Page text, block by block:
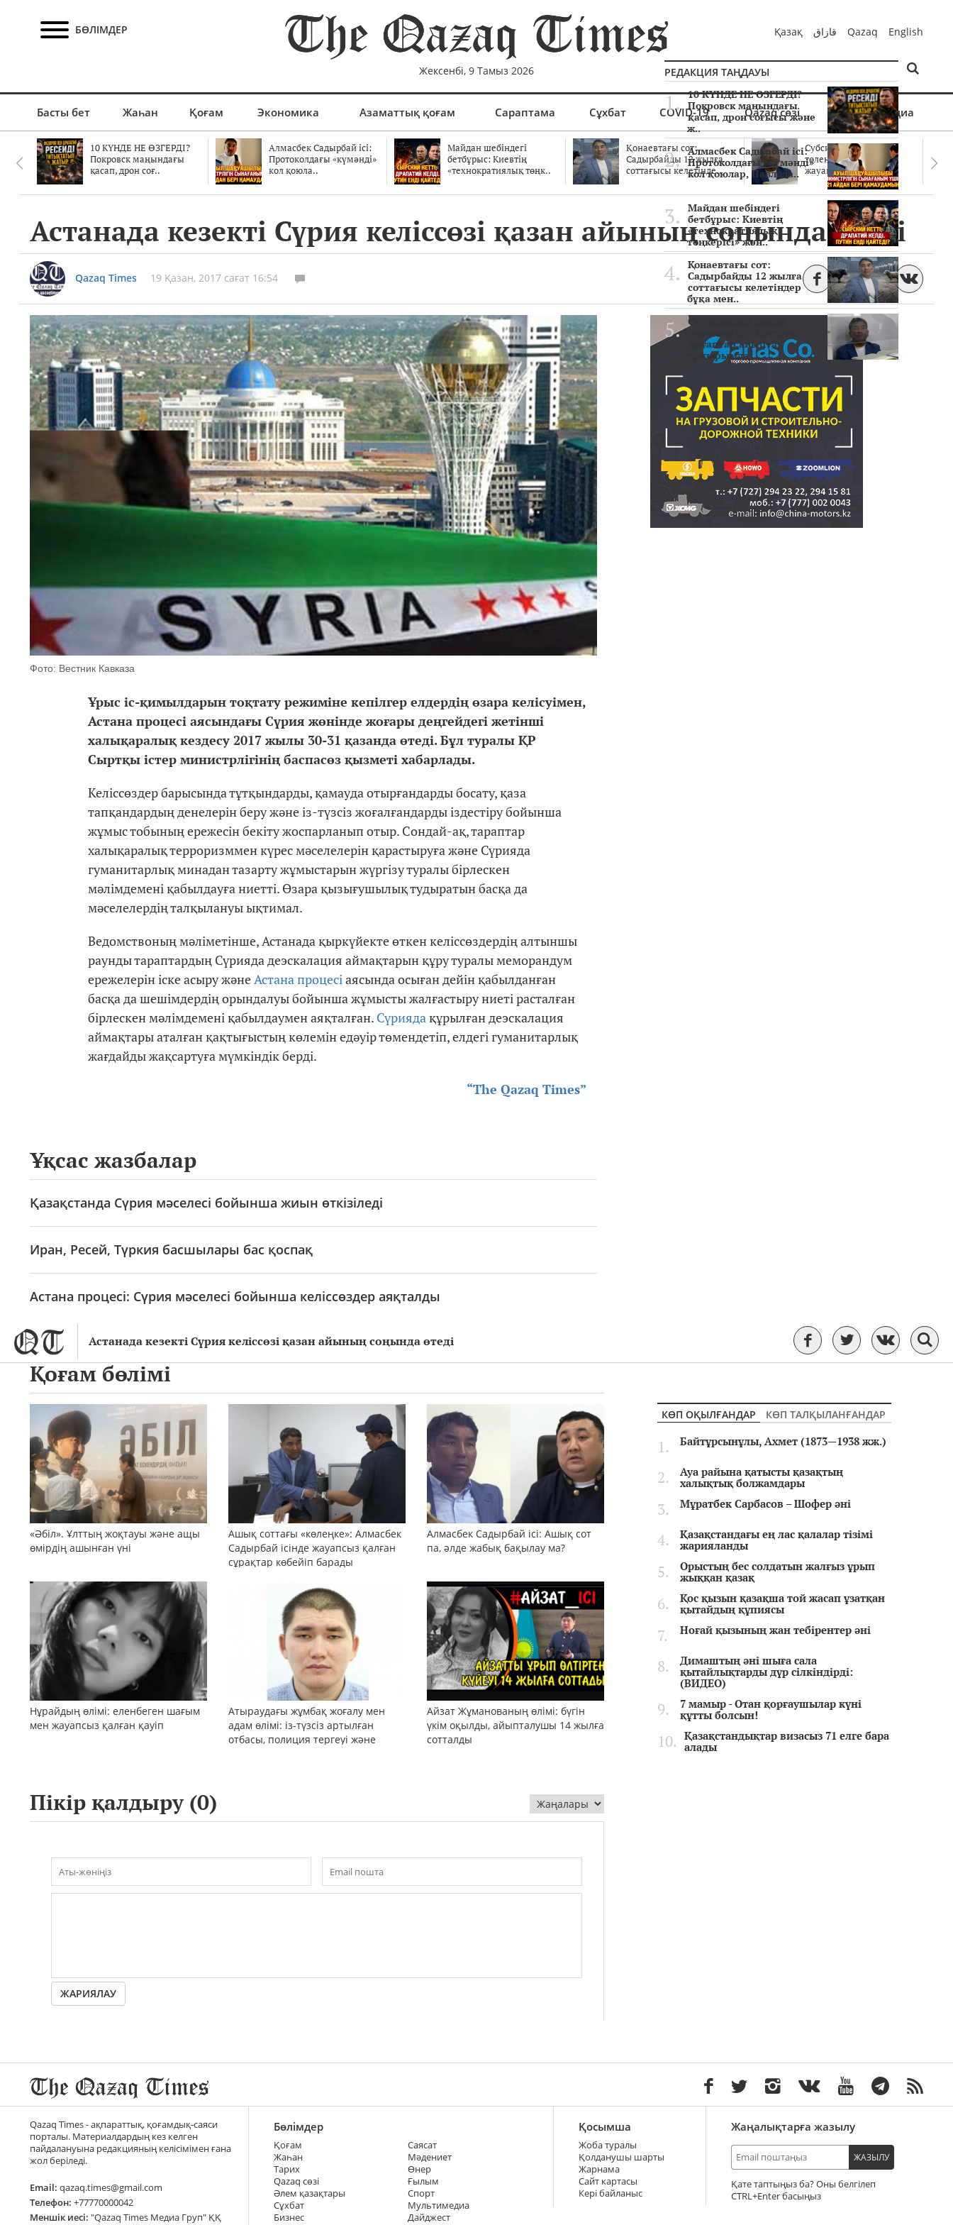
БӨЛІМДЕР
Жексенбі, 9 Тамыз 2026
Қазақ قازاق Qazaq English
Басты бет Жаһан Қоғам Экономика Азаматтық қоғам Сараптама Сұхбат COVID-19 Qazaq сөзі Мультимедиа
10 КҮНДЕ НЕ ӨЗГЕРДІ?
Покровск маңындағы
қасап, дрон соғ..
Алмасбек Садырбай ісі:
Протоколдағы «күмәнді»
кол қоюла..
Майдан шебіндегі
бетбұрыс: Киевтің
«технократиялық төңк..
Қонаевтағы сот:
Садырбайды 12 жылға
соттағысы келетінде..
Субсидиялар заңды
төленген бе? Соттағы
жауаптар айыптау..
Астанада кезекті Сүрия келіссөзі қазан айының соңында өтеді
Астанада кезекті Сүрия келіссөзі қазан айының соңында өтеді
Qazaq Times 19 Қазан, 2017 сағат 16:54
Фото: Вестник Кавказа
Ұрыс іс-қимылдарын тоқтату режиміне кепілгер елдердің өзара келісуімен,
Астана процесі аясындағы Сүрия жөнінде жоғары деңгейдегі жетінші
халықаралық кездесу 2017 жылы 30-31 қазанда өтеді. Бұл туралы ҚР
Сыртқы істер министрлігінің баспасөз қызметі хабарлады.
Келіссөздер барысында тұтқындарды, қамауда отырғандарды босату, қаза
тапқандардың денелерін беру және із-түзсіз жоғалғандарды іздестіру бойынша
жұмыс тобының ережесін бекіту жоспарланып отыр. Сондай-ақ, тараптар
халықаралық терроризммен күрес мәселелерін қарастыруға және Сүрияда
гуманитарлық минадан тазарту жұмыстарын жүргізу туралы бірлескен
мәлімдемені қабылдауға ниетті. Өзара қызығушылық тудыратын басқа да
мәселелердің талқылануы ықтимал.
Ведомствоның мәліметінше, Астанада қыркүйекте өткен келіссөздердің алтыншы
раунды тараптардың Сүрияда деэскалация аймақтарын құру туралы меморандум
ережелерін іске асыру жәнеАстана процесіаясында осыған дейін қабылданған
басқа да шешімдердің орындалуы бойынша жұмысты жалғастыру ниеті расталған
бірлескен мәлімдемені қабылдаумен аяқталған. Сүриядақұрылған деэскалация
аймақтары аталған қақтығыстың көлемін едәуір төмендетіп, елдегі гуманитарлық
жағдайды жақсартуға мүмкіндік берді.
“The Qazaq Times”
Ұқсас жазбалар
Қазақстанда Сүрия мәселесі бойынша жиын өткізіледі
Иран, Ресей, Түркия басшылары бас қоспақ
Астана процесі: Сүрия мәселесі бойынша келіссөздер аяқталды
РЕДАКЦИЯ ТАҢДАУЫ
10 КҮНДЕ НЕ ӨЗГЕРДІ?
Покровск маңындағы
қасап, дрон соғысы және
ж..
Алмасбек Садырбай ісі:
Протоколдағы «күмәнді»
кол қоюлар, Павлода..
Майдан шебіндегі
бетбұрыс: Киевтің
«технократиялық
төңкерісі» жән..
Қонаевтағы сот:
Садырбайды 12 жылға
соттағысы келетіндер
бұқа мен..
Субсидиялар заңды
жауаптар айыптау
тұжырымда..
Қоғам бөлімі
«Әбіл». Ұлттың жоқтауы және ащы
өмірдің ашынған үні
Ашық соттағы «көлеңке»: Алмасбек
Садырбай ісінде жауапсыз қалған
сұрақтар көбейіп барады
Алмасбек Садырбай ісі: Ашық сот
па, әлде жабық бақылау ма?
Нұрайдың өлімі: еленбеген шағым
мен жауапсыз қалған қауіп
Атыраудағы жұмбақ жоғалу мен
адам өлімі: із-түзсіз артылған
отбасы, полиция тергеуі және
Айзат Жұманованың өлімі: бүгін
үкім оқылды, айыпталушы 14 жылға
сотталды
Пікір қалдыру (0)
ЖАРИЯЛАУ
КӨП ОҚЫЛҒАНДАР
КӨП ТАЛҚЫЛАНҒАНДАР
Байтұрсынұлы, Ахмет (1873—1938 жж.)
Ауа райына қатысты қазақтың
халықтық болжамдары
Мұратбек Сарбасов – Шофер әні
Қазақстандағы ең лас қалалар тізімі
жарияланды
Орыстың бес солдатын жалғыз ұрып
жыққан қазақ
Қос қызын қазақша той жасап ұзатқан
қытайдың құпиясы
Ноғай қызының жан тебірентер әні
Димаштың әні шыға сала
қытайлықтарды дүр сілкіндірді:
(ВИДЕО)
7 мамыр - Отан қорғаушылар күні
құтты болсын!
Қазақстандықтар визасыз 71 елге бара
алады
Qazaq Times - ақпараттық, қоғамдық-саяси
порталы. Материалдардың кез келген
пайдалануына редакцияның келісімімен ғана
жол беріледі.
Email: qazaq.times@gmail.com
Телефон: +77770000042
Меншік иесі: "Qazaq Times Медиа Груп" ҚҚ
Бөлімдер
Қоғам
Жаһан
Тарих
Qazaq сөзі
Әлем қазақтары
Сұхбат
Бизнес
Саясат
Мәдениет
Өнер
Ғылым
Спорт
Мультимедиа
Дайджест
Қосымша
Жоба туралы
Қолданушы шарты
Жарнама
Сайт картасы
Кері байланыс
Жаңалықтарға жазылу
ЖАЗЫЛУ
Қате таптыңыз ба? Оны белгілеп
+Enter басыңыз